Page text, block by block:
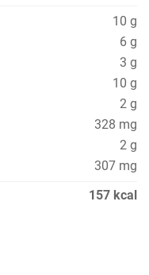
10 g
6 g
3 g
10 g
2 g
328 mg
2 g
307 mg
157 kcal